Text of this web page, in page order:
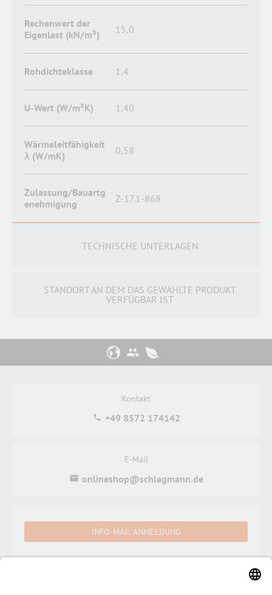
Rechenwert der
Eigenlast (kN/m³)
15,0
Rohdichteklasse 1,4
U-Wert (W/m²K) 1,40
Wärmeleitfähigkeit
λ (W/mK)
0,58
Zulassung/Bauartg
enehmigung
Z-17.1-868
TECHNISCHE UNTERLAGEN
STANDORT AN DEM DAS GEWÄHLTE PRODUKT
VERFÜGBAR IST
Kontakt
+49 8572 174142
E-Mail
onlineshop@schlagmann.de
INFO-MAIL ANMELDUNG